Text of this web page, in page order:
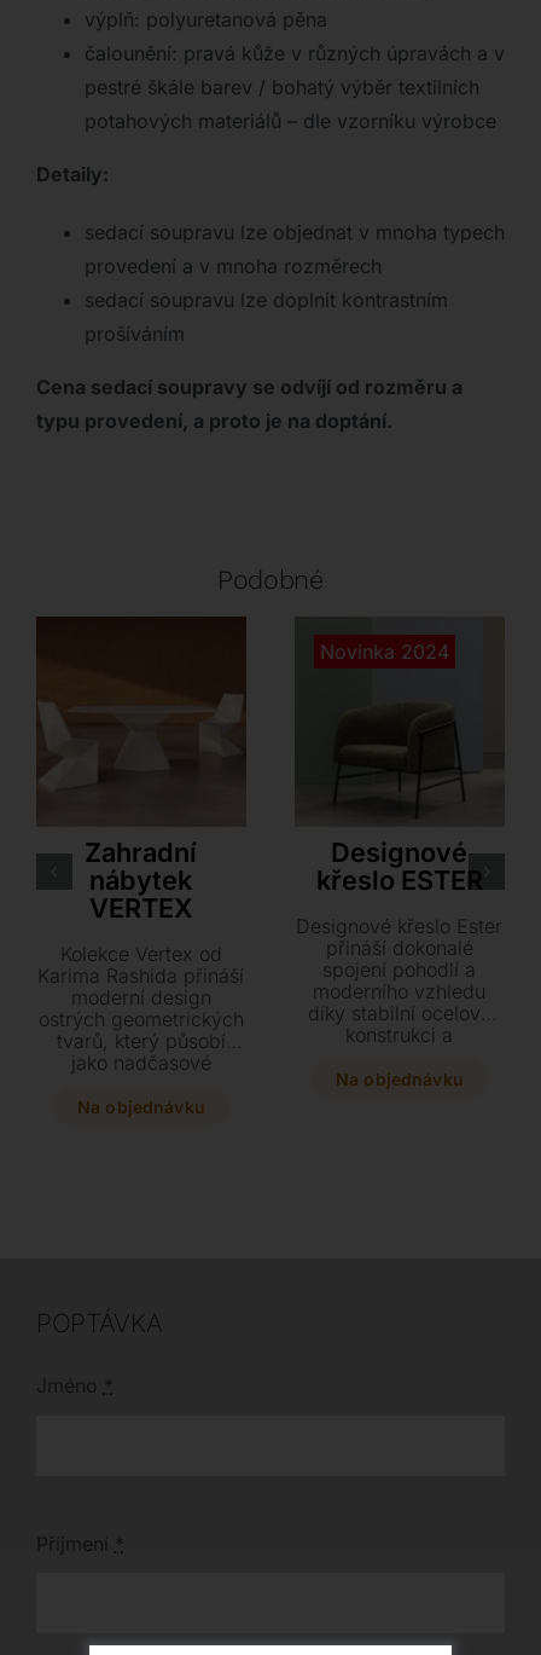
výplň: polyuretanová pěna
čalounění: pravá kůže v různých úpravách a v
pestré škále barev / bohatý výběr textilních
potahových materiálů – dle vzorníku výrobce
Detaily:
sedací soupravu lze objednat v mnoha typech
provedení a v mnoha rozměrech
sedací soupravu lze doplnit kontrastním
prošíváním
Cena sedací soupravy se odvíjí od rozměru a
typu provedení, a proto je na doptání.
Podobné
Zahradní
nábytek
VERTEX
Kolekce Vertex od
Karima Rashida přináší
moderní design
ostrých geometrických
tvarů, který působí
jako nadčasové
100% recyklovatelný a
Na objednávku
Novinka 2024
Airnova
Designové
křeslo ESTER
Designové křeslo Ester
přináší dokonalé
spojení pohodlí a
moderního vzhledu
díky stabilní ocelové
konstrukci a
Přizpůsobte si vzhled
Na objednávku
POPTÁVKA
Jméno *
Příjmení *